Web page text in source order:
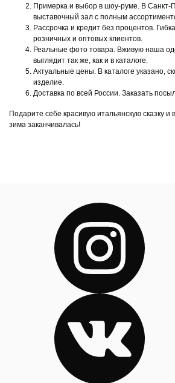
Примерка и выбор в шоу-руме. В Санкт-
выставочный зал с полным
Рассрочка и кредит без процентов.
розничных и оптовых клиентов.
Реальные фото товара. Вживую наша
выглядит так же, как и в каталоге.
Актуальные цены. В каталоге указано,
изделие.
Доставка по всей России. Заказать
Подарите себе красивую итальянскую сказку и
зима заканчивалась!